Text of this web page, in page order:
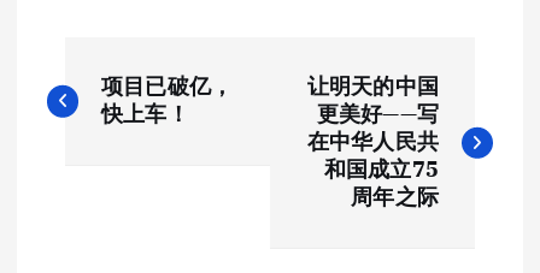
章
项目已破亿，
快上车！
让明天的中国
更美好——写
在中华人民共
和国成立75
周年之际